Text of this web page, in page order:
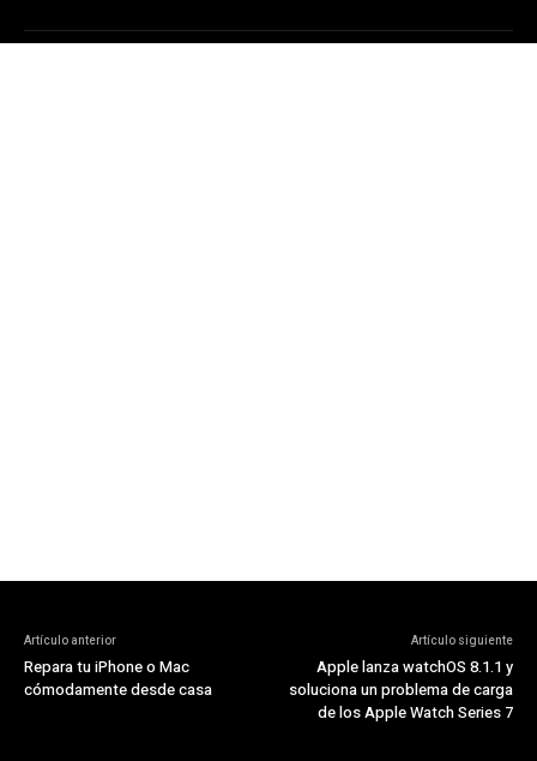
Artículo anterior
Repara tu iPhone o Mac
cómodamente desde casa
Artículo siguiente
Apple lanza watchOS 8.1.1 y
soluciona un problema de carga
de los Apple Watch Series 7